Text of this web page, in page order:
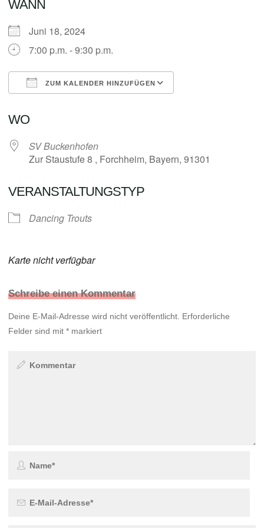
WANN
Juni 18, 2024
7:00 p.m. - 9:30 p.m.
ZUM KALENDER HINZUFÜGEN
WO
SV Buckenhofen
Zur Staustufe 8 , Forchheim, Bayern, 91301
VERANSTALTUNGSTYP
Dancing Trouts
Karte nicht verfügbar
Schreibe einen Kommentar
Deine E-Mail-Adresse wird nicht veröffentlicht. Erforderliche
Felder sind mit* markiert